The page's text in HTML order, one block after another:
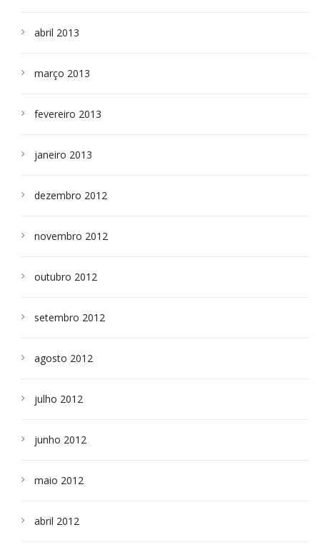
abril 2013
março 2013
fevereiro 2013
janeiro 2013
dezembro 2012
novembro 2012
outubro 2012
setembro 2012
agosto 2012
julho 2012
junho 2012
maio 2012
abril 2012